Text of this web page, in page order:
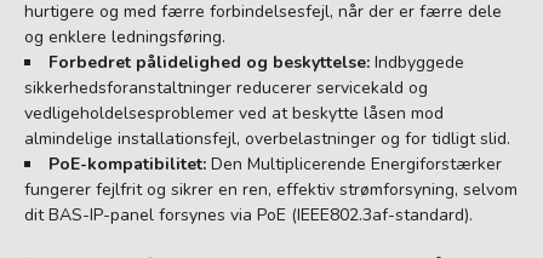
hurtigere og med færre forbindelsesfejl, når der er færre dele
og enklere ledningsføring.
Forbedret pålidelighed og beskyttelse: Indbyggede
sikkerhedsforanstaltninger reducerer servicekald og
vedligeholdelsesproblemer ved at beskytte låsen mod
almindelige installationsfejl, overbelastninger og for tidligt slid.
PoE-kompatibilitet: Den Multiplicerende Energiforstærker
fungerer fejlfrit og sikrer en ren, effektiv strømforsyning, selvom
dit BAS-IP-panel forsynes via PoE (IEEE802.3af-standard).